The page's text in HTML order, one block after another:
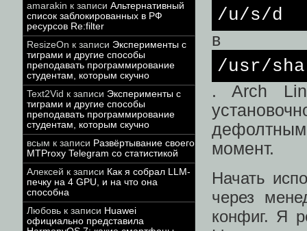
amarakin к записи Альтернативный
список заблокированных в РФ
ресурсов Re:filter
ResizeOn к записи Эксперименты с
тиграми и другие способы
преподавать программирование
студентам, которым скучно
Text2Vid к записи Эксперименты с
тиграми и другие способы
преподавать программирование
студентам, которым скучно
всым к записи Развёртывание своего
MTProxy Telegram со статистикой
Алексей к записи Как я собрал LLM-
печку на 4 GPU, и на что она
способна
Любовь к записи Huawei
официально представила
/u/s/d
в
/usr/
. Arch
момент.
Начать
через
конфиг. Я